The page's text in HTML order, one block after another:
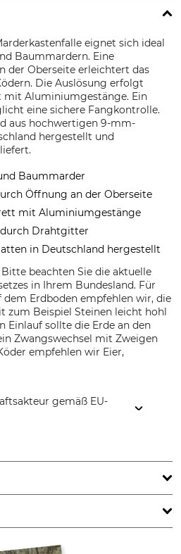
eignet sich ideal
Baummardern. Eine
der Oberseite erleichtert das
Die Auslösung erfolgt
Aluminiumgestänge. Ein
eine sichere Fangkontrolle.
aus hochwertigen 9-mm-
hergestellt und
Baummarder
Öffnung an der Oberseite
mit Aluminiumgestänge
Drahtgitter
in Deutschland hergestellt
beachten Sie die aktuelle
in Ihrem Bundesland. Für
Erdboden empfehlen wir, die
zum Beispiel Steinen leicht hohl
Einlauf sollte die Erde an den
Zwangswechsel mit Zweigen
empfehlen wir Eier,
gemäß EU-
Raubwildfalle